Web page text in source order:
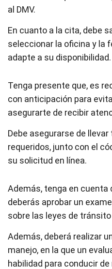
al DMV.
En cuanto a la cita, debe
seleccionar la oficina y la
adapte a su disponibilidad.
Tenga presente que, es
con anticipación para
asegurarte de recibir
Debe asegurarse de
requeridos, junto con el
su solicitud en línea.
Además, tenga en cuenta
deberás aprobar un
sobre las leyes de
Además, deberá realizar
manejo, en la que un
habilidad para conducir